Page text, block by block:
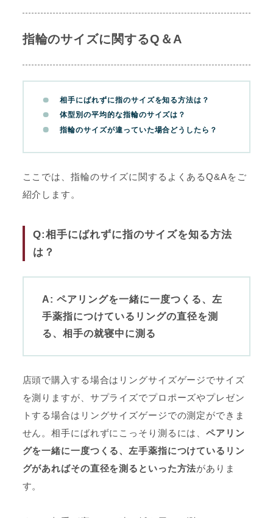
指輪のサイズに関するQ＆A
相手にばれずに指のサイズを知る方法は？
体型別の平均的な指輪のサイズは？
指輪のサイズが違っていた場合どうしたら？
ここでは、指輪のサイズに関するよくあるQ&Aをご
紹介します。
Q:相手にばれずに指のサイズを知る方法
は？
A: ペアリングを一緒に一度つくる、左
手薬指につけているリングの直径を測
る、相手の就寝中に測る
店頭で購入する場合はリングサイズゲージでサイズ
を測りますが、サプライズでプロポーズやプレゼン
トする場合はリングサイズゲージでの測定ができま
せん。相手にばれずにこっそり測るには、ペアリン
グを一緒に一度つくる、左手薬指につけているリン
グがあればその直径を測るといった方法がありま
す。